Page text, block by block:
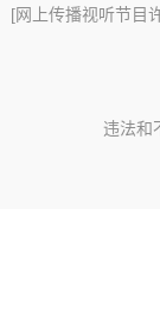
[网上传播视听节目
违法和